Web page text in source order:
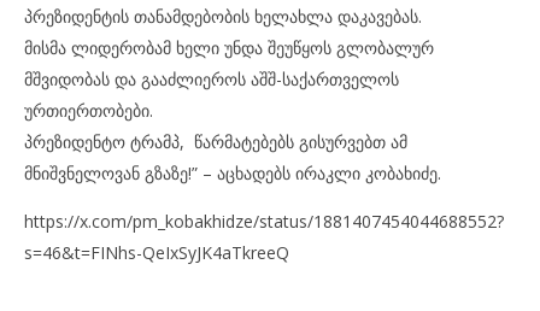
პრეზიდენტის თანამდებობის ხელახლა დაკავებას.
მისმა ლიდერობამ ხელი უნდა შეუწყოს გლობალურ
მშვიდობას და გააძლიეროს აშშ-საქართველოს
ურთიერთობები.
პრეზიდენტო ტრამპ, წარმატებებს გისურვებთ ამ
მნიშვნელოვან გზაზე!” – აცხადებს ირაკლი კობახიძე.
https://x.com/pm_kobakhidze/status/1881407454044688552?
s=46&t=FINhs-QeIxSyJK4aTkreeQ